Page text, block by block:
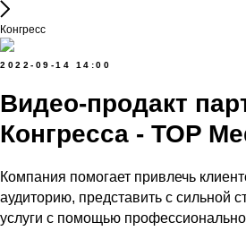
Конгресс
2022-09-14 14:00
Видео-продакт
Конгресса - TOP
Компания помогает привлечь
аудиторию, представить с сильной
услуги с помощью